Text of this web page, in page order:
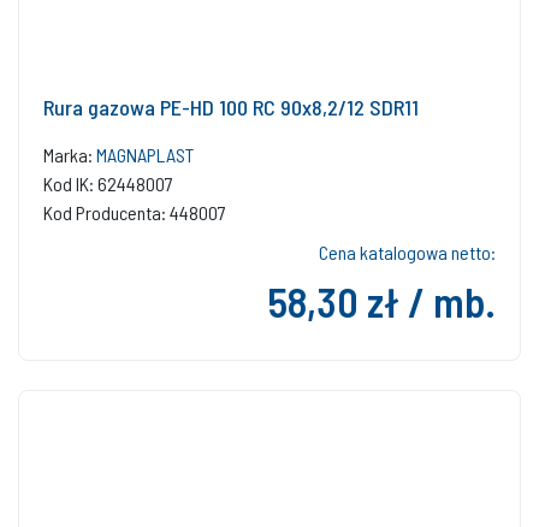
Rura gazowa PE-HD 100 RC 90x8,2/12 SDR11
Marka: MAGNAPLAST
Kod IK: 62448007
Kod Producenta: 448007
Cena katalogowa netto:
58,30 zł / mb.